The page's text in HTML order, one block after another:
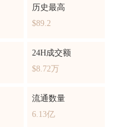
历史最高
$89.2
24H成交额
$8.72万
流通数量
6.13亿